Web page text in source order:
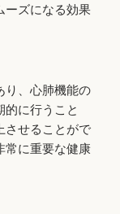
ーズになる効果
り、心肺機能の
に行うこと
させることがで
常に重要な健康